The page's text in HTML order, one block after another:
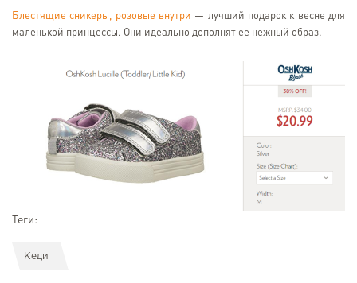
Блестящие сникеры, розовые внутри — лучший подарок к весне для
маленькой принцессы. Они идеально дополнят ее нежный образ.
Теги:
Кеди